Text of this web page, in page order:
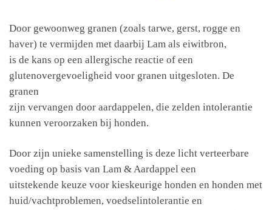
Door gewoonweg granen (zoals tarwe, gerst, rogge en
haver) te vermijden met daarbij Lam als eiwitbron,
is de kans op een allergische reactie of een
glutenovergevoeligheid voor granen uitgesloten. De
granen
zijn vervangen door aardappelen, die zelden intolerantie
kunnen veroorzaken bij honden.
Door zijn unieke samenstelling is deze licht verteerbare
voeding op basis van Lam & Aardappel een
uitstekende keuze voor kieskeurige honden en honden met
huid/vachtproblemen, voedselintolerantie en